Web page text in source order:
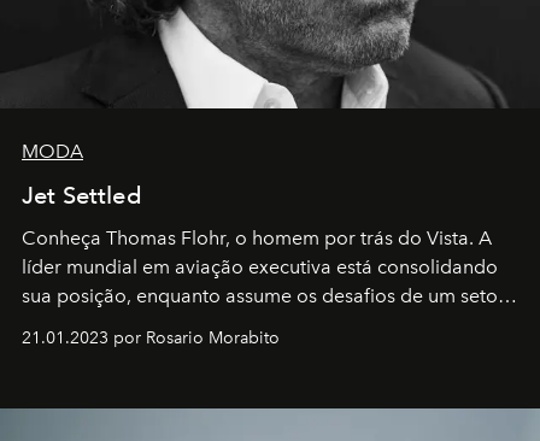
MODA
Jet Settled
Conheça Thomas Flohr, o homem por trás do Vista. A
líder mundial em aviação executiva está consolidando
sua posição, enquanto assume os desafios de um setor
em rápida evolução e redefinindo o conceito de luxo
21.01.2023 por Rosario Morabito